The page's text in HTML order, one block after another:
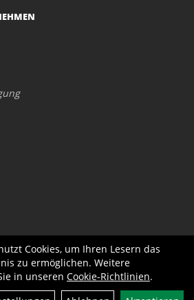
Cookies, um Ihren Lesern das
zu ermöglichen. Weitere
in unseren Cookie-Richtlinien.